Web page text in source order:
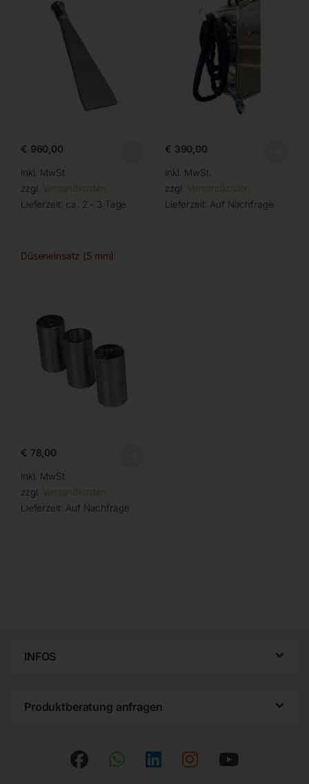
€ 960,00
inkl. MwSt.
zzgl. Versandkosten
Lieferzeit: ca. 2 - 3 Tage
€ 390,00
inkl. MwSt.
zzgl. Versandkosten
Lieferzeit: Auf Nachfrage
Düseneinsatz (5 mm)
€ 78,00
inkl. MwSt.
zzgl. Versandkosten
Lieferzeit: Auf Nachfrage
INFOS
Produktberatung anfragen